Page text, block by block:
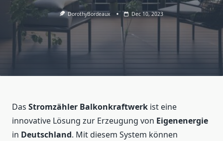
DorothyBordeaux Dec 10, 2023
Das Stromzähler Balkonkraftwerk ist eine
innovative Lösung zur Erzeugung von Eigenenergie
in Deutschland. Mit diesem System können